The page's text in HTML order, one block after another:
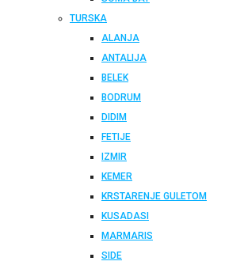
TURSKA
ALANJA
ANTALIJA
BELEK
BODRUM
DIDIM
FETIJE
IZMIR
KEMER
KRSTARENJE GULETOM
KUSADASI
MARMARIS
SIDE